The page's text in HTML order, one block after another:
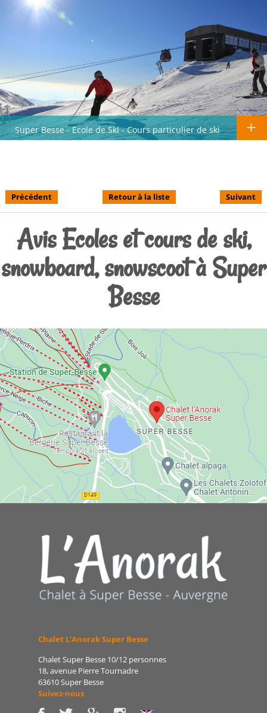
Super Besse - Ecole de Ski - Cours particulier de ski
Précédent Retour à la liste Suivant
Avis Ecoles et cours de ski,
snowboard, snowscoot à Super
Besse
Chalet L'Anorak Super Besse
Chalet Super Besse 10/12 personnes
18, avenue Pierre Tournadre
63610 Super Besse
Suivez-nous